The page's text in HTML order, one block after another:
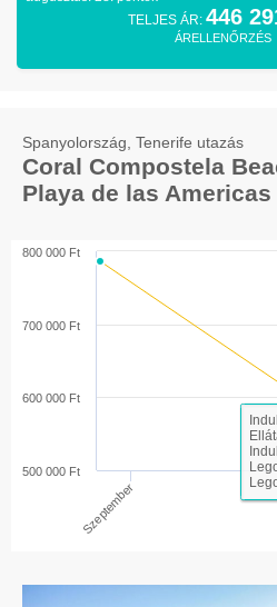
TELJES ÁR: 446
ÁRELLENŐRZÉS
Spanyolország, Tenerife utazás
Coral Compostela
Playa de las
Szeptember
500 000 Ft
600 000 Ft
700 000 Ft
800 000 Ft